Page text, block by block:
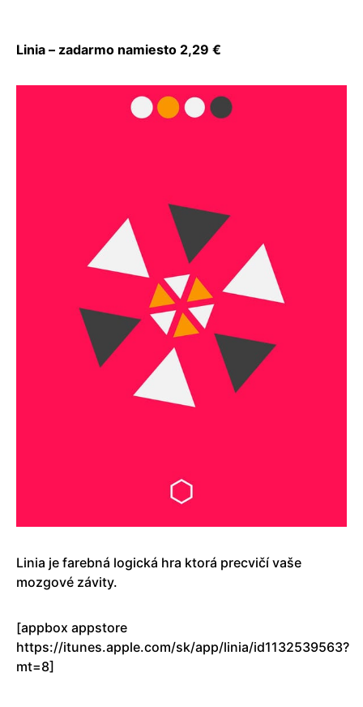
Linia – zadarmo namiesto 2,29 €
Linia je farebná logická hra ktorá precvičí vaše
mozgové závity.
[appbox appstore
https://itunes.apple.com/sk/app/linia/id1132539563?
mt=8]